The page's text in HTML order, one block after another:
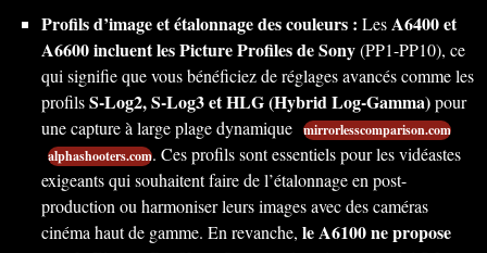
Profils d’image et étalonnage des couleurs : LesA6400 et
A6600 incluent les Picture Profiles de Sony(PP1-PP10), ce
qui signifie que vous bénéficiez de réglages avancés comme les
profilsS-Log2, S-Log3 et HLG (Hybrid Log-Gamma)pour
une capture à large plage dynamique mirrorlesscomparison.com
alphashooters.com. Ces profils sont essentiels pour les vidéastes
exigeants qui souhaitent faire de l’étalonnage en post-
production ou harmoniser leurs images avec des caméras
cinéma haut de gamme. En revanche, le A6100 ne propose